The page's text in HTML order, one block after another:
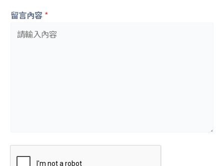
留言內容 *